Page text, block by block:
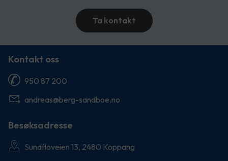
Ta kontakt
Kontakt oss
950 87 200
andreas@berg-sandboe.no
Besøksadresse
Sundfloveien 13, 2480 Koppang